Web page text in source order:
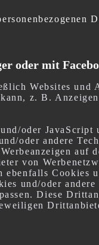
oder mit
Websites und
z. B.
oder JavaScript
oder andere
auf
von
ebenfalls Cookies
und/oder
Diese